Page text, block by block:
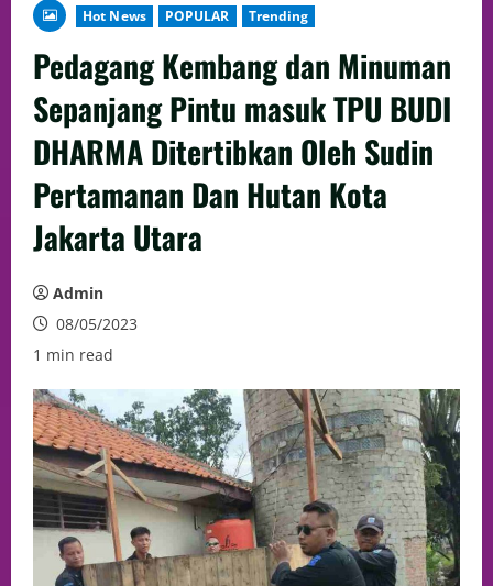
Hot News POPULAR Trending
Pedagang Kembang dan Minuman
Sepanjang Pintu masuk TPU BUDI
DHARMA Ditertibkan Oleh Sudin
Pertamanan Dan Hutan Kota
Jakarta Utara
Admin
08/05/2023
1 min read